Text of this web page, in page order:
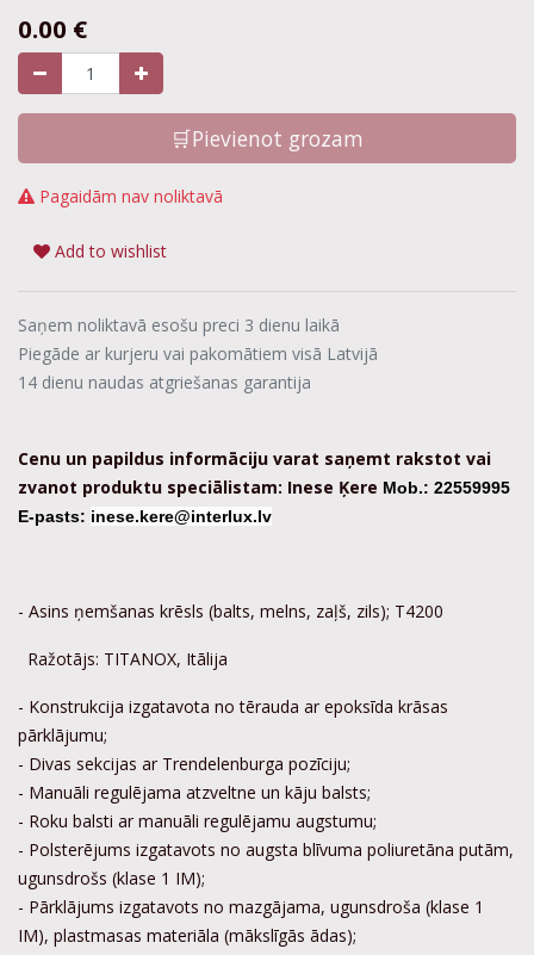
0.00 €
🛒Pievienot grozam
Pagaidām nav noliktavā
Add to wishlist
Saņem noliktavā esošu preci 3 dienu laikā
Piegāde ar kurjeru vai pakomātiem visā Latvijā
14 dienu naudas atgriešanas garantija
Cenu un papildus informāciju varat saņemt rakstot vai
zvanot produktu speciālistam: Inese Ķere Mob.: 22559995
E-pasts: inese.kere@interlux.lv
- Asins ņemšanas krēsls (balts, melns, zaļš, zils); T4200
Ražotājs: TITANOX, Itālija
- Konstrukcija izgatavota no tērauda ar epoksīda krāsas
pārklājumu;
- Divas sekcijas ar Trendelenburga pozīciju;
- Manuāli regulējama atzveltne un kāju balsts;
- Roku balsti ar manuāli regulējamu augstumu;
- Polsterējums izgatavots no augsta blīvuma poliuretāna putām,
ugunsdrošs (klase 1 IM);
- Pārklājums izgatavots no mazgājama, ugunsdroša (klase 1
IM), plastmasas materiāla (mākslīgās ādas);